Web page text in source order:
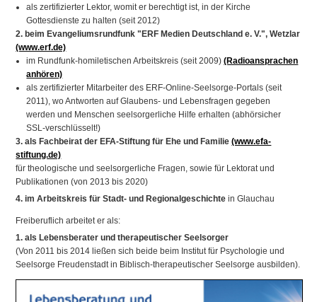
als zertifizierter Lektor, womit er berechtigt ist, in der Kirche
Gottesdienste zu halten (seit 2012)
2. beim Evangeliumsrundfunk "ERF Medien Deutschland e. V.", Wetzlar
(www.erf.de)
im Rundfunk-homiletischen Arbeitskreis (seit 2009)(Radioansprachen
anhören)
als zertifizierter Mitarbeiter des ERF-Online-Seelsorge-Portals (seit
2011), wo Antworten auf Glaubens- und Lebensfragen gegeben
werden und Menschen seelsorgerliche Hilfe erhalten (abhörsicher
SSL-verschlüsselt!)
3. als Fachbeirat der EFA-Stiftung für Ehe und Familie(www.efa-
stiftung.de)
für theologische und seelsorgerliche Fragen, sowie für Lektorat und
Publikationen (von 2013 bis 2020)
4. im Arbeitskreis für Stadt- und Regionalgeschichtein Glauchau
Freiberuflich arbeitet er als:
1. als Lebensberater und therapeutischer Seelsorger
(Von 2011 bis 2014 ließen sich beide beim Institut für Psychologie und
Seelsorge Freudenstadt in Biblisch-therapeutischer Seelsorge ausbilden).